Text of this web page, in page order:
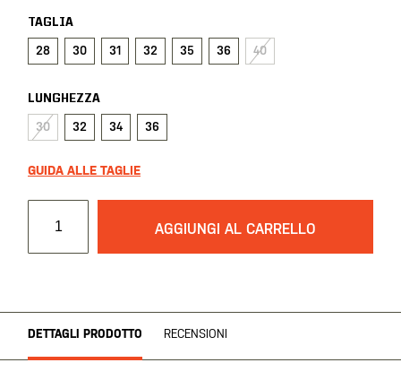
TAGLIA
28 30 31 32 35 36 40
LUNGHEZZA
30 32 34 36
GUIDA ALLE TAGLIE
AGGIUNGI AL CARRELLO
DETTAGLI PRODOTTO RECENSIONI